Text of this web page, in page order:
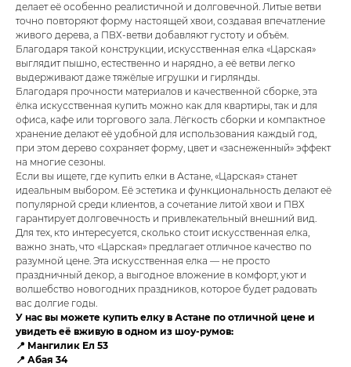
делает её особенно реалистичной и долговечной. Литые ветви
точно повторяют форму настоящей хвои, создавая впечатление
живого дерева, а ПВХ-ветви добавляют густоту и объём.
Благодаря такой конструкции, искусственная елка «Царская»
выглядит пышно, естественно и нарядно, а её ветви легко
выдерживают даже тяжёлые игрушки и гирлянды.
Благодаря прочности материалов и качественной сборке, эта
ёлка искусственная купить можно как для квартиры, так и для
офиса, кафе или торгового зала. Лёгкость сборки и компактное
хранение делают её удобной для использования каждый год,
при этом дерево сохраняет форму, цвет и «заснеженный» эффект
на многие сезоны.
Если вы ищете, где купить елки в Астане, «Царская» станет
идеальным выбором. Её эстетика и функциональность делают её
популярной среди клиентов, а сочетание литой хвои и ПВХ
гарантирует долговечность и привлекательный внешний вид.
Для тех, кто интересуется, сколько стоит искусственная елка,
важно знать, что «Царская» предлагает отличное качество по
разумной цене. Эта искусственная елка — не просто
праздничный декор, а выгодное вложение в комфорт, уют и
волшебство новогодних праздников, которое будет радовать
вас долгие годы.
У нас вы можете купить елку в Астане по отличной цене и
увидеть её вживую в одном из шоу-румов:
📍 Мангилик Ел 53
📍 Абая 34